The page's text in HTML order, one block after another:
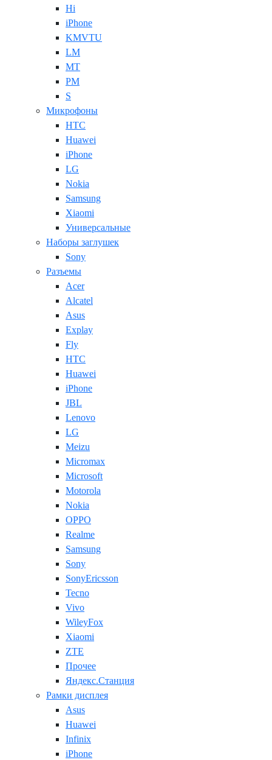
Hi
iPhone
KMVTU
LM
MT
PM
S
Микрофоны
HTC
Huawei
iPhone
LG
Nokia
Samsung
Xiaomi
Универсальные
Наборы заглушек
Sony
Разъемы
Acer
Alcatel
Asus
Explay
Fly
HTC
Huawei
iPhone
JBL
Lenovo
LG
Meizu
Micromax
Microsoft
Motorola
Nokia
OPPO
Realme
Samsung
Sony
SonyEricsson
Tecno
Vivo
WileyFox
Xiaomi
ZTE
Прочее
Яндекс.Станция
Рамки дисплея
Asus
Huawei
Infinix
iPhone